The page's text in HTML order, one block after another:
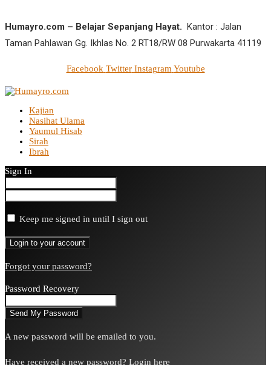
Humayro.com – Belajar Sepanjang Hayat. Kantor : Jalan
Taman Pahlawan Gg. Ikhlas No. 2 RT18/RW 08 Purwakarta 41119
Facebook Twitter Instagram Youtube
Kajian
Nasihat Ulama
Yaumul Hisab
Sirah
Ibrah
Sign In
Keep me signed in until I sign out
Forgot your password?
Password Recovery
A new password will be emailed to you.
Have received a new password? Login here